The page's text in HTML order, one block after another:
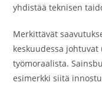
yhdistää teknisen
Merkittävät
keskuudessa
työmoraalista.
esimerkki siitä